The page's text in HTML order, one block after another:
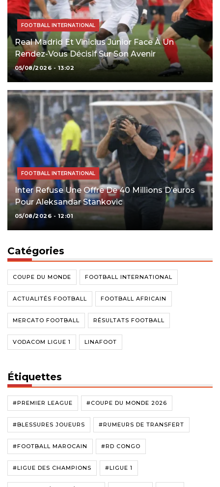
FOOTBALL INTERNATIONAL
Real Madrid Et Vinicius Junior Face À Un
Rendez-Vous Décisif Sur Son Avenir
05/08/2026 - 13:02
FOOTBALL INTERNATIONAL
Inter Refuse Une Offre De 40 Millions D’euros
Pour Aleksandar Stankovic
05/08/2026 - 12:01
Catégories
COUPE DU MONDE FOOTBALL INTERNATIONAL
ACTUALITÉS FOOTBALL FOOTBALL AFRICAIN
MERCATO FOOTBALL RÉSULTATS FOOTBALL
VODACOM LIGUE 1 LINAFOOT
Étiquettes
#PREMIER LEAGUE #COUPE DU MONDE 2026
#BLESSURES JOUEURS #RUMEURS DE TRANSFERT
#FOOTBALL MAROCAIN #RD CONGO
#LIGUE DES CHAMPIONS #LIGUE 1